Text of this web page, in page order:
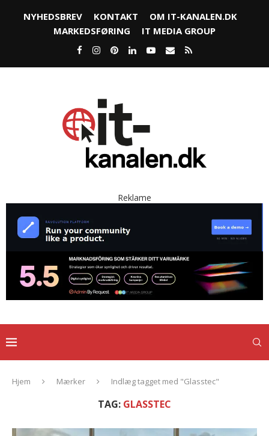
NYHEDSBREV KONTAKT
OM IT-KANALEN.DK
MARKEDSFØRING
IT MEDIA GROUP
Reklame
Hjem Mærker Indlæg tagget med "Glasstec"
TAG: GLASSTEC